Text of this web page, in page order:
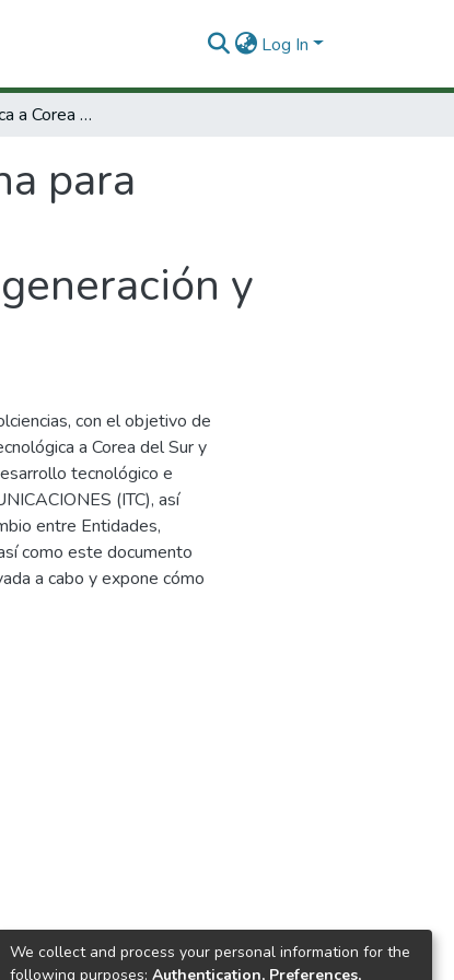
Log In
Misión tecnológica a Corea y China para promover la cooperación en el área de las telecomunicaciones móviles, redes de nueva generación y tecnologías de información asociadas.
para
y
con el objetivo de
a Corea del Sur y
tecnológico e
(ITC), así
entre Entidades,
como este documento
a cabo y expone cómo
We collect and process your personal information for the
following purposes: Authentication, Preferences,